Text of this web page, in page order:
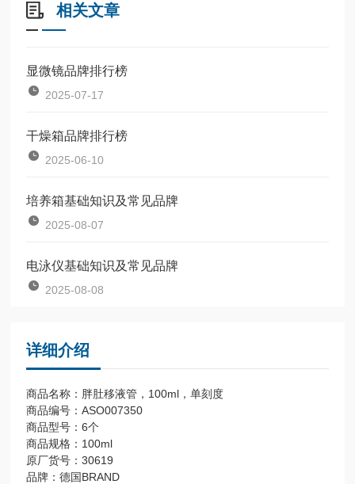
相关文章
显微镜品牌排行榜
2025-07-17
干燥箱品牌排行榜
2025-06-10
培养箱基础知识及常见品牌
2025-08-07
电泳仪基础知识及常见品牌
2025-08-08
详细介绍
商品名称：胖肚移液管，100ml，单刻度
商品编号：ASO007350
商品型号：6个
商品规格：100ml
原厂货号：30619
品牌：德国BRAND